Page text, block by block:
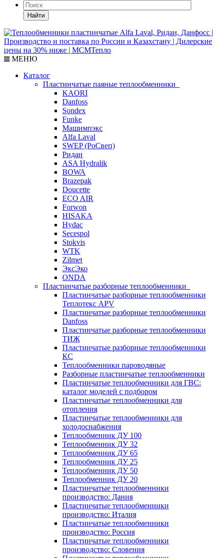
Найти
МЕНЮ
Каталог
Пластинчатые паяные теплообменники
KAORI
Danfoss
Sondex
Funke
Машимпэкс
Alfa Laval
SWEP (РоСвеп)
Ридан
ASA Hydralik
BOWA
Brazepak
Doucette
ECO AIR
Forwon
HISAKA
Hydac
Secespol
Stokvis
WTK
Zilmet
ЭксЭко
ONDA
Пластинчатые разборные теплообменники
Пластинчатые разборные теплообменники
Теплотекс APV
Пластинчатые разборные теплообменники
Danfoss
Пластинчатые разборные теплообменники
ТИЖ
Пластинчатые разборные теплообменники
КC
Теплообменники пароводяные
Разборные пластинчатые теплообменники
Пластинчатые теплообменники для ГВС:
каталог моделей с подбором
Пластинчатые теплообменники для
отопления
Пластинчатые теплообменники для
холодоснабжения
Теплообменник ДУ 100
Теплообменник ДУ 32
Теплообменник ДУ 65
Теплообменник ДУ 25
Теплообменник ДУ 50
Теплообменник ДУ 20
Пластинчатые теплообменники
производство: Дания
Пластинчатые теплообменники
производство: Италия
Пластинчатые теплообменники
производство: Россия
Пластинчатые теплообменники
производство: Словения